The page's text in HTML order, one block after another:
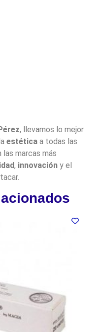
, llevamos lo mejor
estética a todas las
las marcas más
, innovación y el